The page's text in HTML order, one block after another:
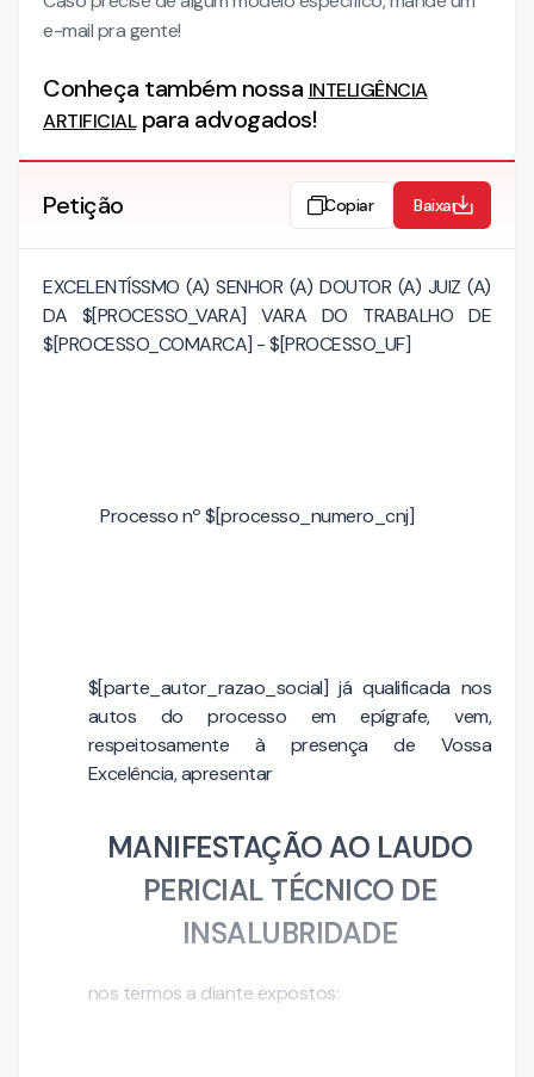
e-mail pra gente!
Conheça também nossa INTELIGÊNCIA
ARTIFICIALpara advogados!
Petição Copiar Baixar
EXCELENTÍSSMO (A) SENHOR (A) DOUTOR (A) JUIZ (A)
DA $[PROCESSO_VARA] VARA DO TRABALHO DE
$[PROCESSO_COMARCA] - $[PROCESSO_UF]
Processo nº $[processo_numero_cnj]
$[parte_autor_razao_social] já qualificada nos
autos do processo em epígrafe, vem,
respeitosamente à presença de Vossa
Excelência, apresentar
MANIFESTAÇÃO AO LAUDO
PERICIAL TÉCNICO DE
INSALUBRIDADE
nos termos a diante expostos: